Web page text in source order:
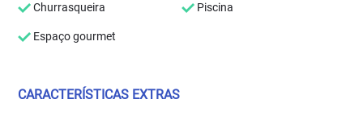
Churrasqueira Piscina
Espaço gourmet
CARACTERÍSTICAS EXTRAS